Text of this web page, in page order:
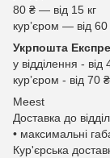
80 ₴ — від 15 кг
курʼєром — від
Укрпошта
у відділення - від
курʼєром - від 70 ₴
Meest
Доставка до
• максимальні
Кур'єрська